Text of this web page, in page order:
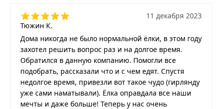
Тюжин К.
11 декабря 2023
Дома никогда не было нормальной ёлки, в этом году
захотел решить вопрос раз и на долгое время.
Обратился в данную компанию. Помогли все
подобрать, рассказали что и с чем едят. Спустя
недолгое время, привезли вот такое чудо (гирлянду
уже сами наматывали). Ёлка оправдала все наши
мечты и даже больше! Теперь у нас очень